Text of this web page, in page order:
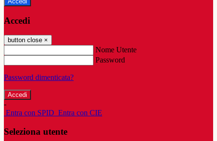
Accedi
button close ×
Nome Utente
Password
Password dimenticata?
-
Entra con SPID Entra con CIE
Seleziona utente